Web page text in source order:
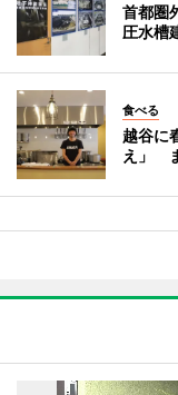
首都圏
圧水槽
食べる
越谷に
え」